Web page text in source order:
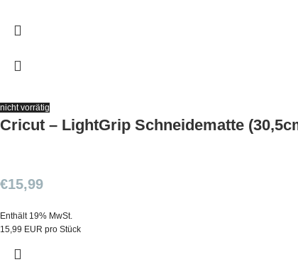
nicht vorrätig
Cricut – LightGrip Schneidematte
€15,99
Enthält 19% MwSt.
15,99 EUR pro Stück